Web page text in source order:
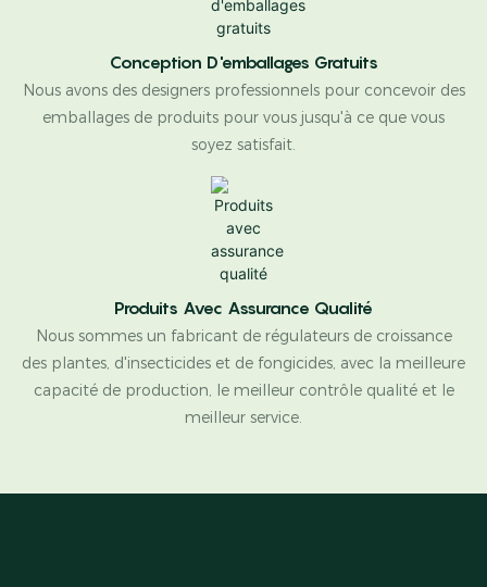
Conception D'emballages Gratuits
Nous avons des designers professionnels pour concevoir des
emballages de produits pour vous jusqu'à ce que vous
soyez satisfait.
Produits Avec Assurance Qualité
Nous sommes un fabricant de régulateurs de croissance
des plantes, d'insecticides et de fongicides, avec la meilleure
capacité de production, le meilleur contrôle qualité et le
meilleur service.